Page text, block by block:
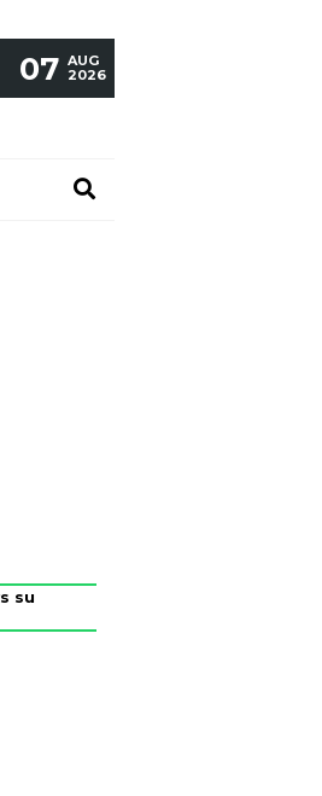
07 AUG
2026
su